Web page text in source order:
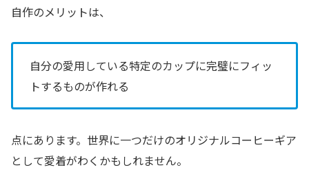
自作のメリットは、
自分の愛用している特定のカップに完璧にフィッ
トするものが作れる
点にあります。世界に一つだけのオリジナルコーヒーギア
として愛着がわくかもしれません。